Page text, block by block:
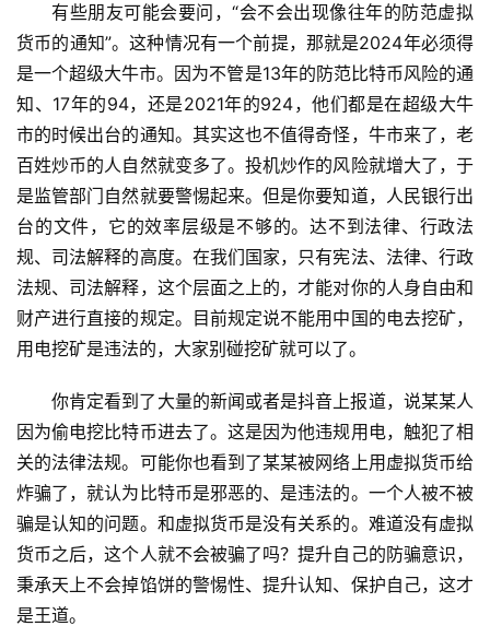
有些朋友可能会要问，“会不会出现像往年的防范虚拟
货币的通知”。这种情况有一个前提，那就是2024年必须得
是一个超级大牛市。因为不管是13年的防范比特币风险的通
知、17年的94，还是2021年的924，他们都是在超级大牛
市的时候出台的通知。其实这也不值得奇怪，牛市来了，老
百姓炒币的人自然就变多了。投机炒作的风险就增大了，于
是监管部门自然就要警惕起来。但是你要知道，人民银行出
台的文件，它的效率层级是不够的。达不到法律、行政法
规、司法解释的高度。在我们国家，只有宪法、法律、行政
法规、司法解释，这个层面之上的，才能对你的人身自由和
财产进行直接的规定。目前规定说不能用中国的电去挖矿，
用电挖矿是违法的，大家别碰挖矿就可以了。
你肯定看到了大量的新闻或者是抖音上报道，说某某人
因为偷电挖比特币进去了。这是因为他违规用电，触犯了相
关的法律法规。可能你也看到了某某被网络上用虚拟货币给
炸骗了，就认为比特币是邪恶的、是违法的。一个人被不被
骗是认知的问题。和虚拟货币是没有关系的。难道没有虚拟
货币之后，这个人就不会被骗了吗？提升自己的防骗意识，
秉承天上不会掉馅饼的警惕性、提升认知、保护自己，这才
是王道。